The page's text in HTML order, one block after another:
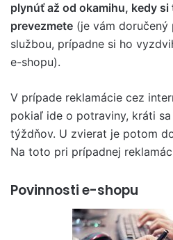
plynúť až od okamihu, kedy
prevezmete (je vám doručený
službou, prípadne si ho
e-shopu).
V prípade reklamácie cez
pokiaľ ide o potraviny, kráti
týždňov. U zvierat je potom
Na toto pri prípadnej
Povinnosti e-shopu